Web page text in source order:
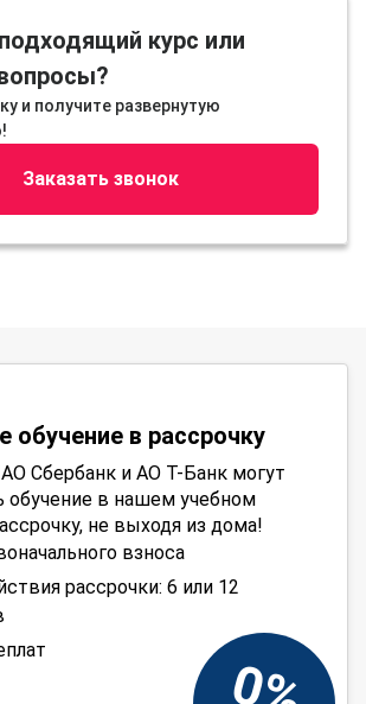
курс или
и получите развернутую
Заказать звонок
обучение в рассрочку
Сбербанк и АО Т-Банк могут
обучение в нашем учебном
не выходя из дома!
взноса
рассрочки: 6 или 12